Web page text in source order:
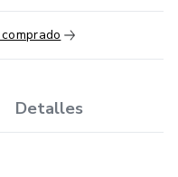
Detalles